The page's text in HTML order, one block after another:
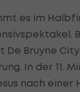
es im
De Bruyne
In der 11.
nach einer